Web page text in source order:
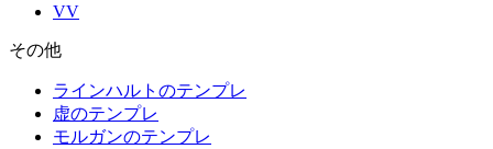
VV
その他
ラインハルトのテンプレ
虚のテンプレ
モルガンのテンプレ